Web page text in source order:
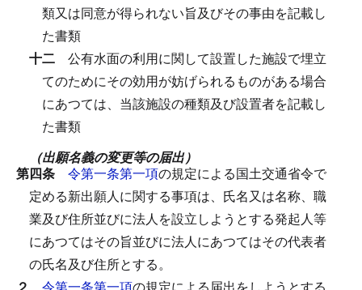
類又は同意が得られない旨及びその事由を記載し
た書類
十二 公有水面の利用に関して設置した施設で埋立
てのためにその効用が妨げられるものがある場合
にあつては、当該施設の種類及び設置者を記載し
た書類
（出願名義の変更等の届出）
第四条 令第一条第一項の規定による国土交通省令で
定める新出願人に関する事項は、氏名又は名称、職
業及び住所並びに法人を設立しようとする発起人等
にあつてはその旨並びに法人にあつてはその代表者
の氏名及び住所とする。